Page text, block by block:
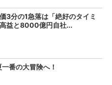
3分の1急落は「絶好のタイミ
益と8000億円自社...
番の大冒険へ！